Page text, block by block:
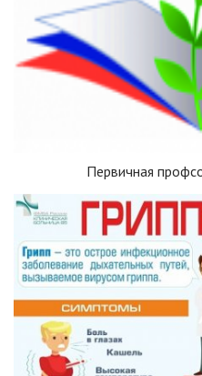
Первичная